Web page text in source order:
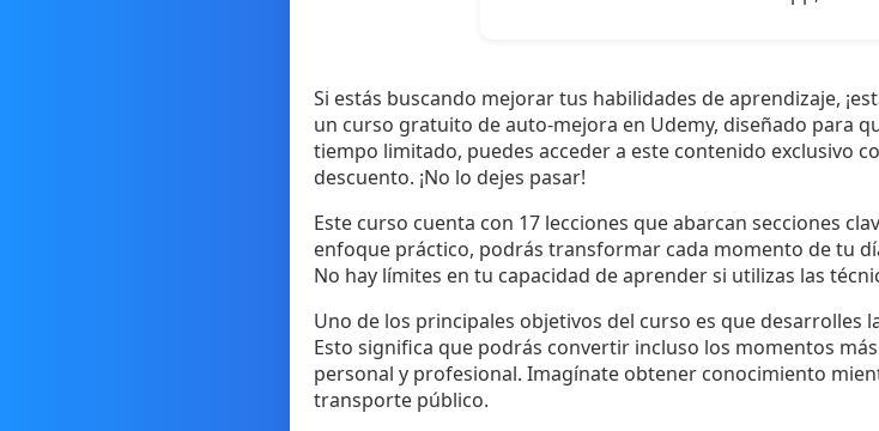
Si estás buscando mejorar tus habilidades de aprendizaje,
un curso gratuito de auto-mejora en Udemy, diseñado para
tiempo limitado, puedes acceder a este contenido exclusivo
descuento. ¡No lo dejes pasar!
Este curso cuenta con 17 lecciones que abarcan secciones
enfoque práctico, podrás transformar cada momento de tu
No hay límites en tu capacidad de aprender si utilizas las
Uno de los principales objetivos del curso es que desarrolles
Esto significa que podrás convertir incluso los momentos
personal y profesional. Imagínate obtener conocimiento
transporte público.